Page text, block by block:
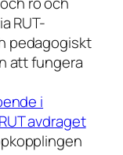
RUT-
pedagogiskt
att fungera
i
avdraget